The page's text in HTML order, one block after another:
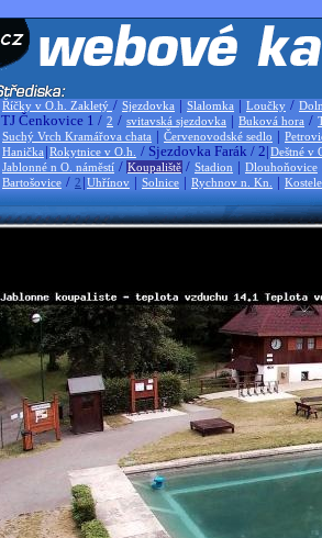
Říčky v O.h. Zakletý / Sjezdovka | Slalomka | Loučky /
TJ Čenkovice 1 / 2 / svitavská sjezdovka | Buková hora /
Suchý Vrch Kramářova chata | Červenovodské sedlo |
Hanička |Rokytnice v O.h. / Sjezdovka Farák / 2|Deštné v
Jablonné n O. náměstí / Koupaliště / Stadion | Dlouhoňovice
Bartošovice / 2 |Uhřínov | Solnice | Rychnov n. Kn. |